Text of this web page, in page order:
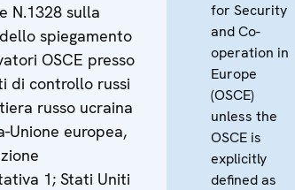
N.1328 sulla
spiegamento
OSCE presso
di controllo russi
russo ucraina
Unione europea,
1; Stati Uniti
for Security
and Co-
operation in
Europe
(OSCE)
unless the
OSCE is
explicitly
defined as